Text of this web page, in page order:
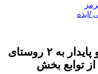
/ایذه
افتتاح طرح آبرسانی سالم و پایدار به ۲ روستای
توابع بخش